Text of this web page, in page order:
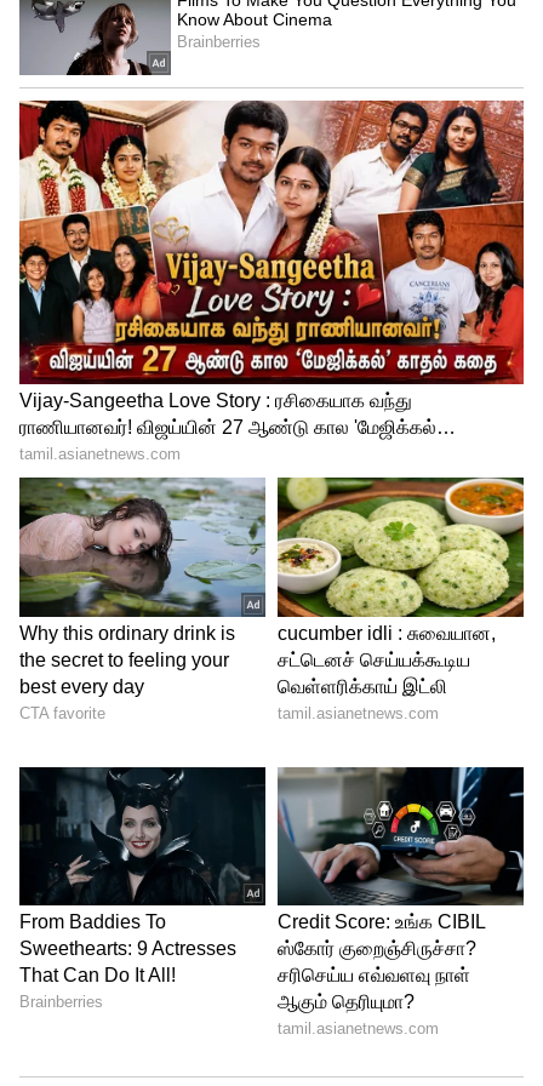
தமிழகத்திற்கு வந்தவர்கள் நம் தமிழக
இளைஞர்களையே அடித்த துணிந்து
விட்டனர். வடமாநிலத்தவர் நம்மை விரட்டி
விழிப்புடன் இருக்கிறீர்கள். பாலாபிஷேகம்
செய்யும் நமக்கே, இன்னும் கொஞ்ச நாளில்
வடமாநிலத்தவர் பால் ஊற்ற போகிறான்.
நம் ஊரில் செட்டியார் தெரு, கவுண்டர் தெரு,
தேவர் தெரு இருப்பது போல் வடக்கன் தெரு
என வரும் என கோபமாக கூறியுள்ளார்.